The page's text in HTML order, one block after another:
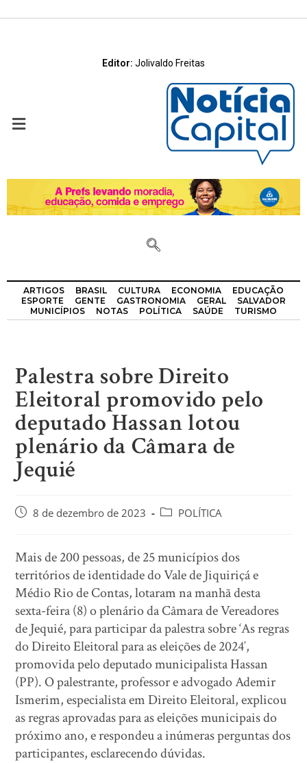
Editor: Jolivaldo Freitas
ARTIGOS BRASIL CULTURA ECONOMIA
EDUCAÇÃO
ESPORTE
GENTE GASTRONOMIA GERAL
SALVADOR
MUNICÍPIOS
NOTAS POLÍTICA SAÚDE TURISMO
Palestra sobre Direito
Eleitoral promovido pelo
deputado Hassan lotou
plenário da Câmara de
Jequié
8 de dezembro de 2023 POLÍTICA
Mais de 200 pessoas, de 25 municípios dos
territórios de identidade do Vale de Jiquiriçá e
Médio Rio de Contas, lotaram na manhã desta
sexta-feira (8) o plenário da Câmara de Vereadores
de Jequié, para participar da palestra sobre ‘As regras
do Direito Eleitoral para as eleições de 2024′,
promovida pelo deputado municipalista Hassan
(PP). O palestrante, professor e advogado Ademir
Ismerim, especialista em Direito Eleitoral, explicou
as regras aprovadas para as eleições municipais do
próximo ano, e respondeu a inúmeras perguntas dos
participantes, esclarecendo dúvidas.